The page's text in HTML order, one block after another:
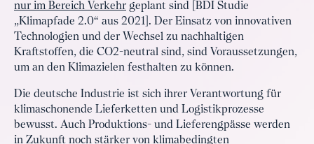
nur im Bereich Verkehr geplant sind [BDI Studie
„Klimapfade 2.0“ aus 2021]. Der Einsatz von innovativen
Technologien und der Wechsel zu nachhaltigen
Kraftstoffen, die CO2-neutral sind, sind Voraussetzungen,
um an den Klimazielen festhalten zu können.
Die deutsche Industrie ist sich ihrer Verantwortung für
klimaschonende Lieferketten und Logistikprozesse
bewusst. Auch Produktions- und Lieferengpässe werden
in Zukunft noch stärker von klimabedingten